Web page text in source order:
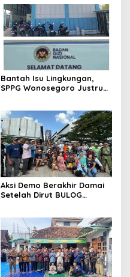
Bantah Isu Lingkungan,
SPPG Wonosegoro Justru
Aksi Demo Berakhir Damai
Setelah Dirut BULOG
Blora melalui PT GMM
Sesuai Harga Pemerintah